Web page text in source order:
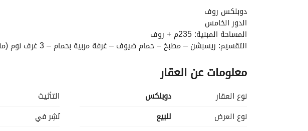
دوبلكس روف
الدور الخامس
المساحة المبنية: 235م + روف
التقسيم: ريسبشن – مطبخ – حمام ضيوف – غرفة مربية بحمام – 3 غرف نوم (منها غرفة ماستر) – 2 حمام
جاهز للاستلام
المقدم: 7,500,000 جنيه
المتبقي + الصيانة:
إجمالي السعر:
معلومات عن العقار
نوع العقار
دوبلكس
نوع العرض
للبيع
التأثيث
نُشِر في